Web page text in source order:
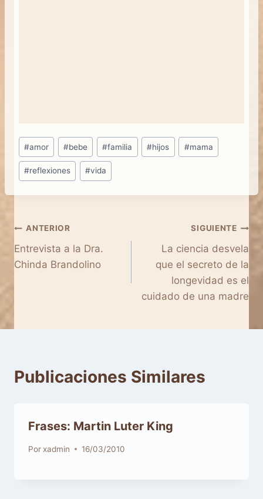
Etiquetas
de
la
#amor #bebe #familia #hijos #mama
#reflexiones #vida
Navegación
de
ANTERIOR
Entrevista a la Dra.
Chinda Brandolino
SIGUIENTE
La ciencia desvela
que el secreto de la
longevidad es el
cuidado de una madre
Publicaciones Similares
Frases: Martin Luter King
Por xadmin 16/03/2010